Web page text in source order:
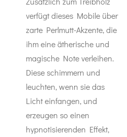
verfügt dieses Mobile über
zarte Perlmutt-Akzente, die
ihm eine ätherische und
magische Note verleihen.
Diese schimmern und
leuchten, wenn sie das
Licht einfangen, und
erzeugen so einen
hypnotisierenden Effekt,